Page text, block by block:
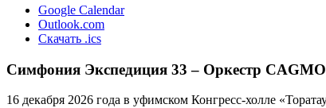
Google Calendar
Outlook.com
Скачать .ics
Симфония Экспедиция 33 – Оркестр
16 декабря 2026 года в уфимском Конгресс-холле